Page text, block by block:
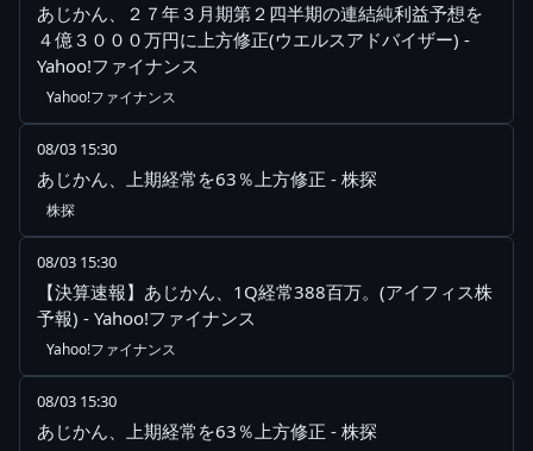
あじかん、２７年３月期第２四半期の連結純利益予想を
４億３０００万円に上方修正(ウエルスアドバイザー) -
Yahoo!ファイナンス
Yahoo!ファイナンス
08/03 15:30
あじかん、上期経常を63％上方修正 - 株探
株探
08/03 15:30
【決算速報】あじかん、1Q経常388百万。(アイフィス株
予報) - Yahoo!ファイナンス
Yahoo!ファイナンス
08/03 15:30
あじかん、上期経常を63％上方修正 - 株探